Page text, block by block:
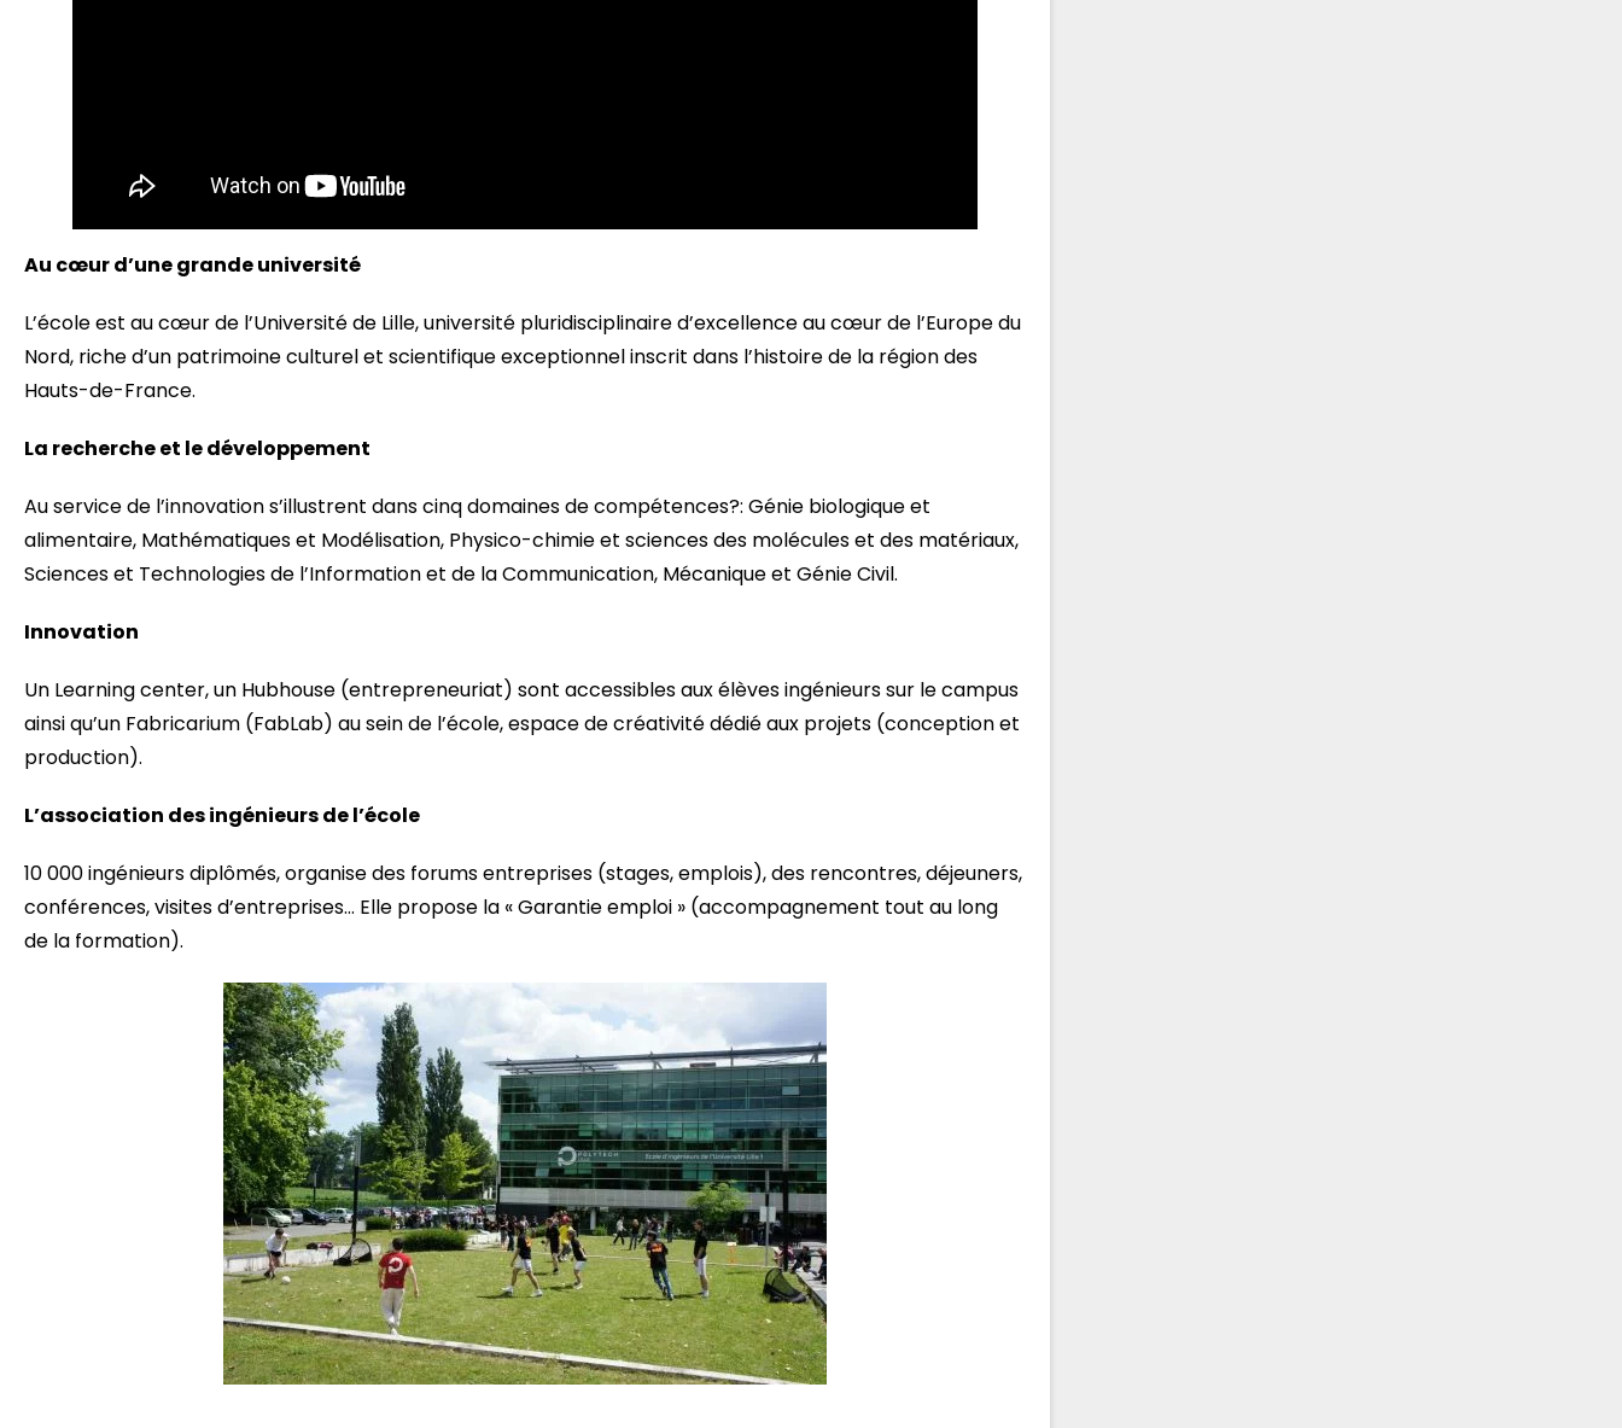
Au cœur d’une grande université
L’école est au cœur de l’Université de Lille, université pluridisciplinaire d’excellence au cœur de l’Europe du
Nord, riche d’un patrimoine culturel et scientifique exceptionnel inscrit dans l’histoire de la région des
Hauts-de-France.
La recherche et le développement
Au service de l’innovation s’illustrent dans cinq domaines de compétences?: Génie biologique et
alimentaire, Mathématiques et Modélisation, Physico-chimie et sciences des molécules et des matériaux,
Sciences et Technologies de l’Information et de la Communication, Mécanique et Génie Civil.
Innovation
Un Learning center, un Hubhouse (entrepreneuriat) sont accessibles aux élèves ingénieurs sur le campus
ainsi qu’un Fabricarium (FabLab) au sein de l’école, espace de créativité dédié aux projets (conception et
production).
L’association des ingénieurs de l’école
10 000 ingénieurs diplômés, organise des forums entreprises (stages, emplois), des rencontres, déjeuners,
conférences, visites d’entreprises… Elle propose la « Garantie emploi » (accompagnement tout au long
de la formation).